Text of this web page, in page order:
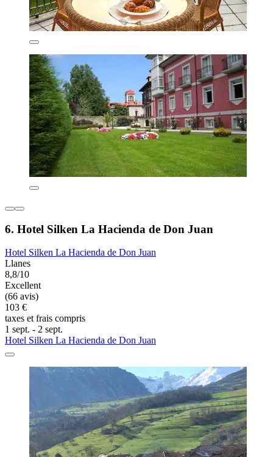
6. Hotel Silken La Hacienda de Don Juan
Hotel Silken La Hacienda de Don Juan
Llanes
8,8/10
Excellent
(66 avis)
103 €
taxes et frais compris
1 sept. - 2 sept.
Hotel Silken La Hacienda de Don Juan